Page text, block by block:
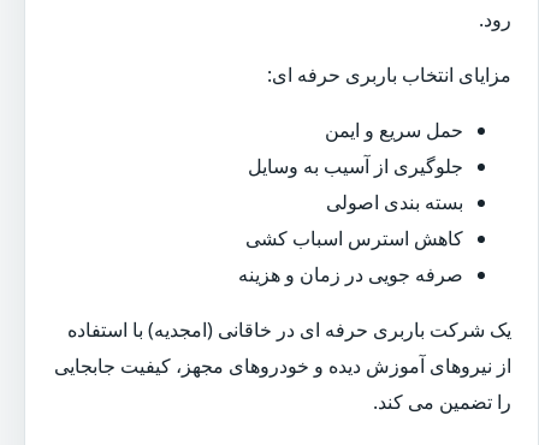
رود.
مزایای انتخاب باربری حرفه ای:
حمل سریع و ایمن
جلوگیری از آسیب به وسایل
بسته بندی اصولی
کاهش استرس اسباب کشی
صرفه جویی در زمان و هزینه
یک شرکت باربری حرفه ای در خاقانی (امجدیه) با استفاده
از نیروهای آموزش دیده و خودروهای مجهز، کیفیت جابجایی
را تضمین می کند.